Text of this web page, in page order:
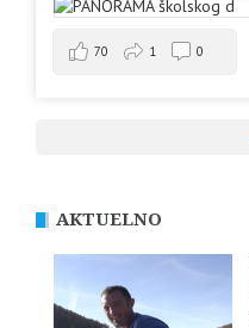
70 1 0
AKTUELNO